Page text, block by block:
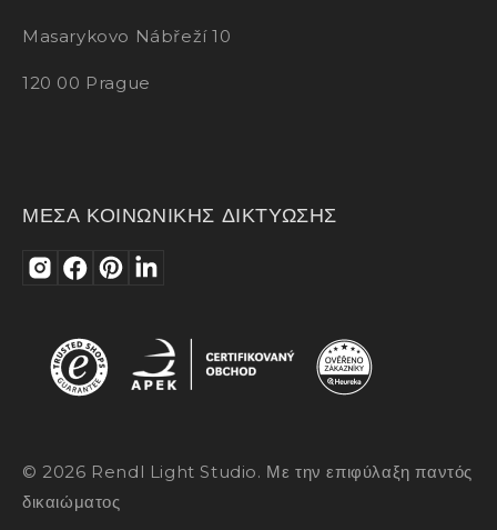
Masarykovo Nábřeží 10
120 00 Prague
ΜΕΣΑ ΚΟΙΝΩΝΙΚΗΣ ΔΙΚΤΥΩΣΗΣ
© 2026 Rendl Light Studio. Με την επιφύλαξη παντός
δικαιώματος